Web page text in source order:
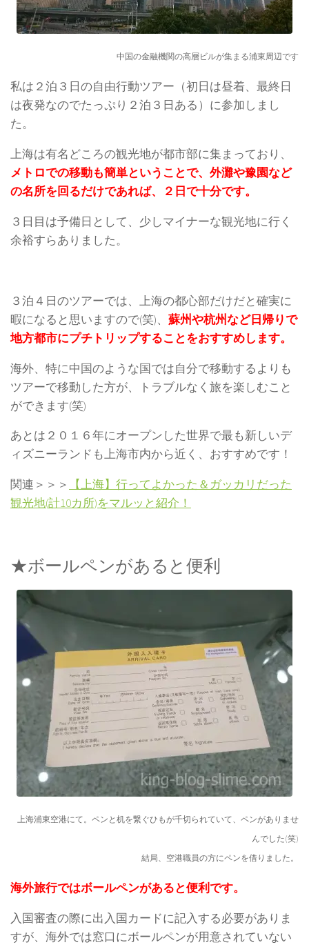
中国の金融機関の高層ビルが集まる浦東周辺です
私は２泊３日の自由行動ツアー（初日は昼着、最終日
は夜発なのでたっぷり２泊３日ある）に参加しまし
た。
上海は有名どころの観光地が都市部に集まっており、
メトロでの移動も簡単ということで、外灘や豫園など
の名所を回るだけであれば、２日で十分です。
３日目は予備日として、少しマイナーな観光地に行く
余裕すらありました。
３泊４日のツアーでは、上海の都心部だけだと確実に
暇になると思いますので(笑)、 蘇州や杭州など日帰りで
地方都市にプチトリップすることをおすすめします。
海外、特に中国のような国では自分で移動するよりも
ツアーで移動した方が、トラブルなく旅を楽しむこと
ができます(笑)
あとは２０１６年にオープンした世界で最も新しいデ
ィズニーランドも上海市内から近く、おすすめです！
関連＞＞＞
【上海】行ってよかった＆ガッカリだった
観光地(計10カ所)をマルッと紹介！
★ボールペンがあると便利
上海浦東空港にて。ペンと机を繋ぐひもが千切られていて、ペンがありませ
んでした(笑)
結局、空港職員の方にペンを借りました。
海外旅行ではボールペンがあると便利です。
入国審査の際に出入国カードに記入する必要がありま
すが、海外では窓口にボールペンが用意されていない